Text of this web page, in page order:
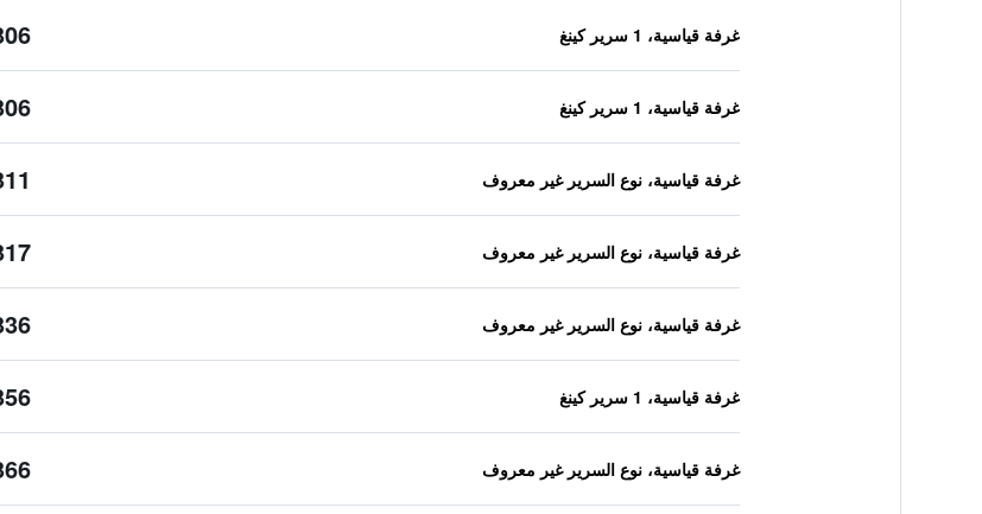
غرفة قياسية، 1 سرير كينغ
غرفة قياسية، 1 سرير كينغ
غرفة قياسية، نوع السرير غير معروف
غرفة قياسية، نوع السرير غير معروف
غرفة قياسية، نوع السرير غير معروف
غرفة قياسية، 1 سرير كينغ
غرفة قياسية، نوع السرير غير معروف